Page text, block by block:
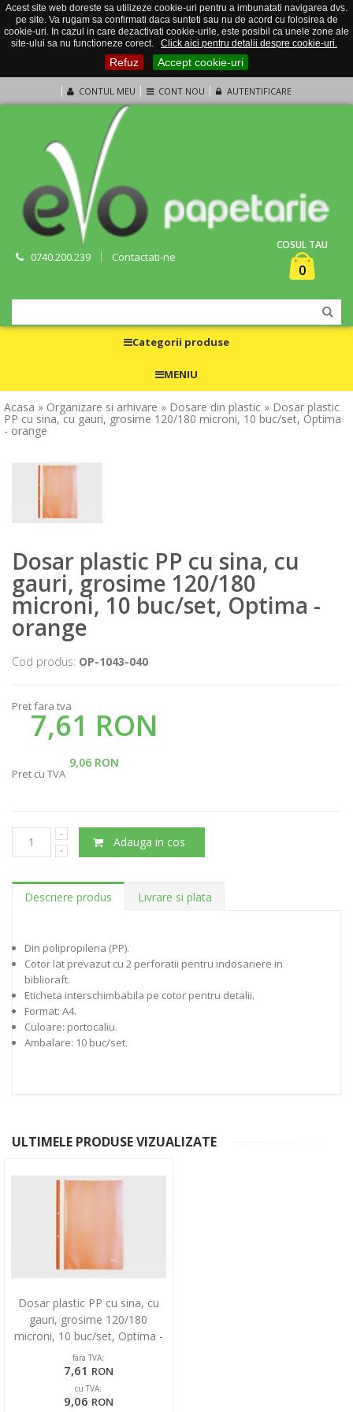
Acest site web doreste sa utilizeze cookie-uri pentru a imbunatati navigarea dvs.
pe site. Va rugam sa confirmati daca sunteti sau nu de acord cu folosirea de
cookie-uri. In cazul in care dezactivati cookie-urile, este posibil ca unele zone ale
site-ului sa nu functioneze corect.
Click aici pentru detalii despre cookie-uri.
Refuz Accept cookie-uri
CONTUL MEU CONT NOU AUTENTIFICARE
0740.200.239 Contactati-ne
COSUL TAU
0
Categorii produse
MENIU
Acasa » Organizare si arhivare » Dosare din plastic » Dosar plastic
PP cu sina, cu gauri, grosime 120/180 microni, 10 buc/set, Optima
- orange
Dosar plastic PP cu sina, cu
gauri, grosime 120/180
microni, 10 buc/set, Optima -
orange
Cod produs: OP-1043-040
Pret fara tva
7,61 RON
9,06 RON
Pret cu TVA
Adauga in cos
Descriere produs Livrare si plata
Din polipropilena (PP).
Cotor lat prevazut cu 2 perforatii pentru indosariere in
biblioraft.
Eticheta interschimbabila pe cotor pentru detalii.
Format: A4.
Culoare: portocaliu.
Ambalare: 10 buc/set.
ULTIMELE PRODUSE VIZUALIZATE
Dosar plastic PP cu sina, cu
gauri, grosime 120/180
microni, 10 buc/set, Optima -
orange
fara TVA:
7,61 RON
cu TVA:
9,06 RON